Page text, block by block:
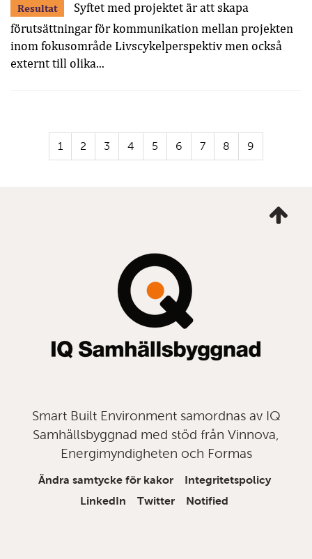
Resultat
Syftet med projektet är att skapa
förutsättningar för kommunikation mellan projekten
inom fokusområde Livscykelperspektiv men också
externt till olika...
1 2 3 4 5 6 7 8 9
mig
Smart Built Environment samordnas av IQ
Samhällsbyggnad med stöd från Vinnova,
Energimyndigheten och Formas
Ändra samtycke för kakor
Integritetspolicy
LinkedIn
Twitter Notified